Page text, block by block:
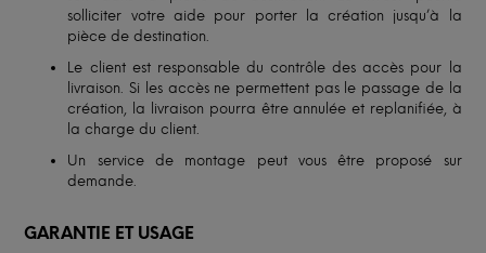
solliciter votre aide pour porter la création jusqu’à la
pièce de destination.
Le client est responsable du contrôle des accès pour la
livraison. Si les accès ne permettent pas le passage de la
création, la livraison pourra être annulée et replanifiée, à
la charge du client.
Un service de montage peut vous être proposé sur
demande.
GARANTIE ET USAGE